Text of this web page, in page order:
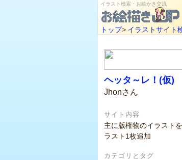
イラスト検索・お絵かき交流
トップ> イラストサイト
ヘッタ～レ！(仮)
Jhonさん
サイト内容
主に版権物のイラスト
ラスト1枚追加
カテゴリとタグ